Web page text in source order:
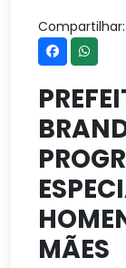
Compartilhar:
MÃES